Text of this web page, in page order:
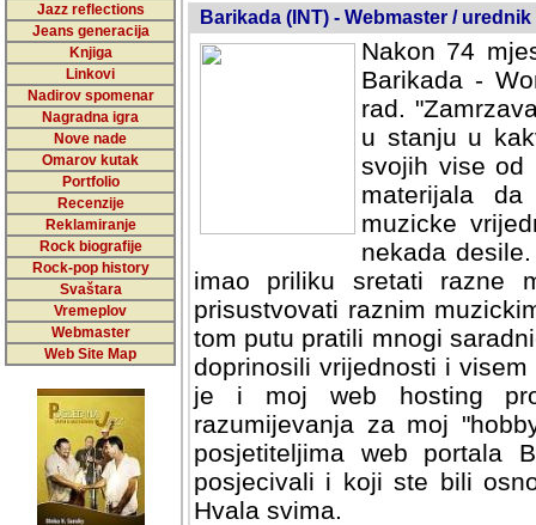
Jazz reflections
Jeans generacija
Knjiga
Linkovi
Nadirov spomenar
Nagradna igra
Nove nade
Omarov kutak
Portfolio
Recenzije
Reklamiranje
Rock biografije
Rock-pop history
Svaštara
Vremeplov
Webmaster
Web Site Map
Barikada (INT) - Webmaster / urednik
Nakon 74
Barikada -
rad.
u stanju u
svojih vise od
materijala
muzicke
nekada
imao priliku sretati razne
prisustvovati raznim
tom putu pratili mnogi
doprinosili vrijednosti i
je i moj web hosting
razumijevanja za moj
posjetiteljima web portala
posjecivali i koji ste bili
Hvala svima.